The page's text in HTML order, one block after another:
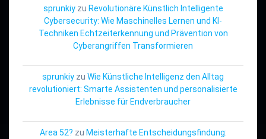
sprunkiyzu Revolutionäre Künstlich Intelligente
Cybersecurity: Wie Maschinelles Lernen und KI-
Techniken Echtzeiterkennung und Prävention von
Cyberangriffen Transformieren
sprunkiy zu Wie Künstliche Intelligenz den Alltag
revolutioniert: Smarte Assistenten und personalisierte
Erlebnisse für Endverbraucher
Area 52? zu Meisterhafte Entscheidungsfindung: